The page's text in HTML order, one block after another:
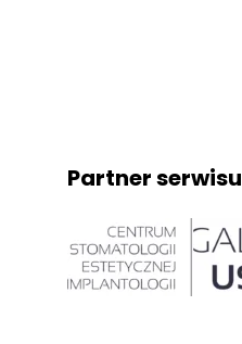
Partner serwisu